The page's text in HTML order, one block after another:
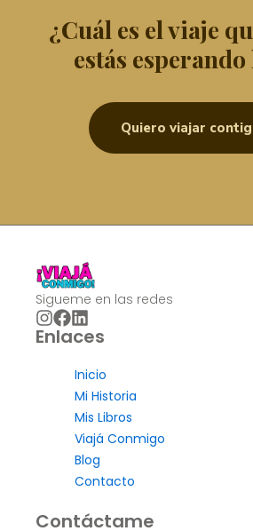
¿Cuál es el viaje
estás
Quiero viajar
Sigueme en las redes
Enlaces
Inicio
Mi Historia
Mis Libros
Viajá Conmigo
Blog
Contacto
Contáctame